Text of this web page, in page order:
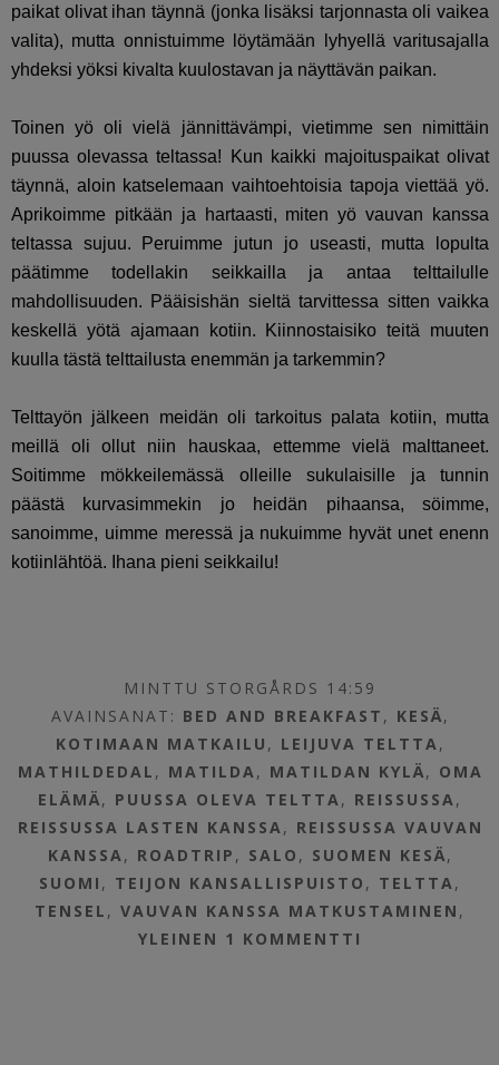
paikat olivat ihan täynnä (jonka lisäksi tarjonnasta oli vaikea
valita), mutta onnistuimme löytämään lyhyellä varitusajalla
yhdeksi yöksi kivalta kuulostavan ja näyttävän paikan.
Toinen yö oli vielä jännittävämpi, vietimme sen nimittäin
puussa olevassa teltassa! Kun kaikki majoituspaikat olivat
täynnä, aloin katselemaan vaihtoehtoisia tapoja viettää yö.
Aprikoimme pitkään ja hartaasti, miten yö vauvan kanssa
teltassa sujuu. Peruimme jutun jo useasti, mutta lopulta
päätimme todellakin seikkailla ja antaa telttailulle
mahdollisuuden. Pääisishän sieltä tarvittessa sitten vaikka
keskellä yötä ajamaan kotiin. Kiinnostaisiko teitä muuten
kuulla tästä telttailusta enemmän ja tarkemmin?
Telttayön jälkeen meidän oli tarkoitus palata kotiin, mutta
meillä oli ollut niin hauskaa, ettemme vielä malttaneet.
Soitimme mökkeilemässä olleille sukulaisille ja tunnin
päästä kurvasimmekin jo heidän pihaansa, söimme,
sanoimme, uimme meressä ja nukuimme hyvät unet enenn
kotiinlähtöä. Ihana pieni seikkailu!
MINTTU STORGÅRDS 14:59
AVAINSANAT: BED AND BREAKFAST , KESÄ,
KOTIMAAN MATKAILU , LEIJUVA TELTTA,
MATHILDEDAL , MATILDA, MATILDAN KYLÄ, OMA
ELÄMÄ, PUUSSA OLEVA TELTTA, REISSUSSA,
REISSUSSA LASTEN KANSSA, REISSUSSA VAUVAN
KANSSA, ROADTRIP , SALO , SUOMEN KESÄ,
SUOMI , TEIJON KANSALLISPUISTO , TELTTA,
TENSEL ,VAUVAN KANSSA MATKUSTAMINEN ,
YLEINEN 1 KOMMENTTI